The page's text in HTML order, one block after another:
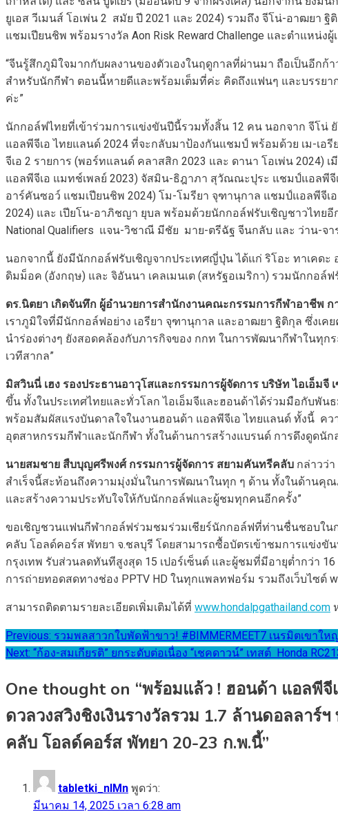
ยูเอส วีเมนส์ โอเพ่น 2 สมัย ปี 2021 และ 2024) รวมถึง จีโน่-อาฒยา
แชมเปียนชิพ พร้อมรางวัล Aon Risk Reward Challenge และตำแหน่ง
“จีนรู้สึกภูมิใจมากกับผลงานของตัวเองในฤดูกาลที่ผ่านมา ถือเป็นอีกก้
สำหรับนักกีฬา ตอนนี้หายดีและพร้อมเต็มที่ค่ะ คิดถึงแฟนๆ และบรรย
ค่ะ”
นักกอล์ฟไทยที่เข้าร่วมการแข่งขันปีนี้รวมทั้งสิ้น 12 คน นอกจาก จีโน่
แอลพีจีเอ ไทยแลนด์ 2024 ที่จะกลับมาป้องกันแชมป์ พร้อมด้วย เม-เ
จีเอ 2 รายการ (พอร์ทแลนด์ คลาสสิก 2023 และ ดานา โอเพ่น 2024)
แอลพีจีเอ แมทช์เพลย์ 2023) จัสมิน-ธิฎาภา สุวัณณะปุระ แชมป์แอลพีจี
อาร์คันซอว์ แชมเปียนชิพ 2024) โม-โมรียา จุฑานุกาล แชมป์แอลพีจีเอ
2024) และ เปียโน-อาภิชญา ยุบล พร้อมด้วยนักกอล์ฟรับเชิญชาวไทยอี
National Qualifiers แจน-วิชาณี มีชัย มาย-ตรีฉัฐ จีนกลับ และ ว่าน-จ
นอกจากนี้ ยังมีนักกอล์ฟรับเชิญจากประเทศญี่ปุ่น ได้แก่ ริโอะ ทาเคดะ
ดิมม็อค (อังกฤษ) และ จิอันนา เคลเมนเต (สหรัฐอเมริกา) รวมนักกอล์
ดร.นิตยา เกิดจันทึก ผู้อำนวยการสำนักงานคณะกรรมการกีฬาอาชีพ ก
เราภูมิใจที่มีนักกอล์ฟอย่าง เอรียา จุฑานุกาล และอาฒยา ฐิติกุล ซึ่งเ
นำร่องต่างๆ ยังสอดคล้องกับภารกิจของ กกท ในการพัฒนากีฬาในทุ
เวทีสากล”
มิสวินนี่ เฮง รองประธานอาวุโสและกรรมการผู้จัดการ บริษัท ไอเอ็มจี
ขึ้น ทั้งในประเทศไทยและทั่วโลก ไอเอ็มจีและฮอนด้าได้ร่วมมือกับพั
พร้อมสัมผัสแรงบันดาลใจในงานฮอนด้า แอลพีจีเอ ไทยแลนด์ ทั้งนี้ ค
อุตสาหกรรมกีฬาและนักกีฬา ทั้งในด้านการสร้างแบรนด์ การดึงดูดนั
นายสมชาย สืบบุญศรีพงศ์ กรรมการผู้จัดการ สยามคันทรีคลับ กล่าวว่
สำเร็จนี้สะท้อนถึงความมุ่งมั่นในการพัฒนาในทุก ๆ ด้าน ทั้งในด้านคุ
และสร้างความประทับใจให้กับนักกอล์ฟและผู้ชมทุกคนอีกครั้ง”
ขอเชิญชวนแฟนกีฬากอล์ฟร่วมชมร่วมเชียร์นักกอล์ฟที่ท่านชื่นชอบใน
คลับ โอลด์คอร์ส พัทยา จ.ชลบุรี โดยสามารถซื้อบัตรเข้าชมการแข่งขั
กรุงเทพ รับส่วนลดทันทีสูงสุด 15 เปอร์เซ็นต์ และผู้ชมที่มีอายุต่ำกว่า
การถ่ายทอดสดทางช่อง PPTV HD ในทุกแพลทฟอร์ม รวมถึงเว็บไซต์
สามารถติดตามรายละเอียดเพิ่มเติมได้ที่ www.hondalpgathailand.com
แนะแนว
เรื่อง
Previous: รวมพลสาวกใบพัดฟ้าขาว! #BIMMERMEET7 เนรมิตเขา
Next: “ก้อง-สมเกียรติ” ยกระดับต่อเนื่อง “เชคดาวน์” เทสต์ Honda
One thought on “พร้อมแล้ว ! ฮอนด้า แอลพีจี
ดวลวงสวิงชิงเงินรางวัลรวม 1.7 ล้านดอลลา
คลับ โอลด์คอร์ส พัทยา 20-23 ก.พ.นี้”
tabletki_nlMn พูดว่า:
มีนาคม 14, 2025 เวลา 6:28 am